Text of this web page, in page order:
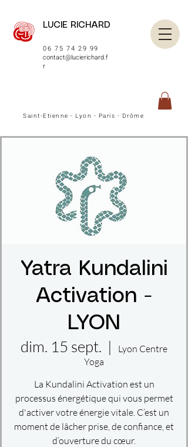
LUCIE RICHARD
06 75 74 29 99
contact@lucierichard.f
r
Saint-Etienne - Lyon - Paris - Drôme
Yatra Kundalini
Activation -
LYON
dim. 15 sept.
  |
Lyon Centre
Yoga
La Kundalini Activation est un
processus énergétique qui vous permet
d'activer votre énergie vitale. C’est un
moment de lâcher prise, de confiance, et
d’ouverture du cœur.